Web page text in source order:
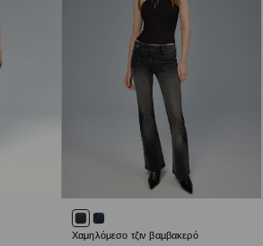
Χαμηλόμεσο τζιν βαμβακερό